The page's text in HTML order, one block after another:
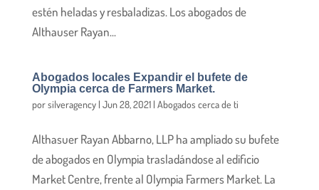
estén heladas y resbaladizas. Los abogados de
Althauser Rayan...
Abogados locales Expandir el bufete de
Olympia cerca de Farmers Market.
porsilveragency| Jun 28, 2021| Abogados cerca de ti
Althasuer Rayan Abbarno, LLP ha ampliado su bufete
de abogados en Olympia trasladándose al edificio
Market Centre, frente al Olympia Farmers Market. La